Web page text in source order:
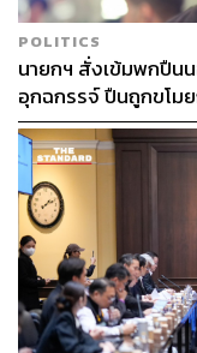
POLITICS
นายกฯ สั่งเข้มพกปืนน
อุกฉกรรจ์ ปืนถูกขโม